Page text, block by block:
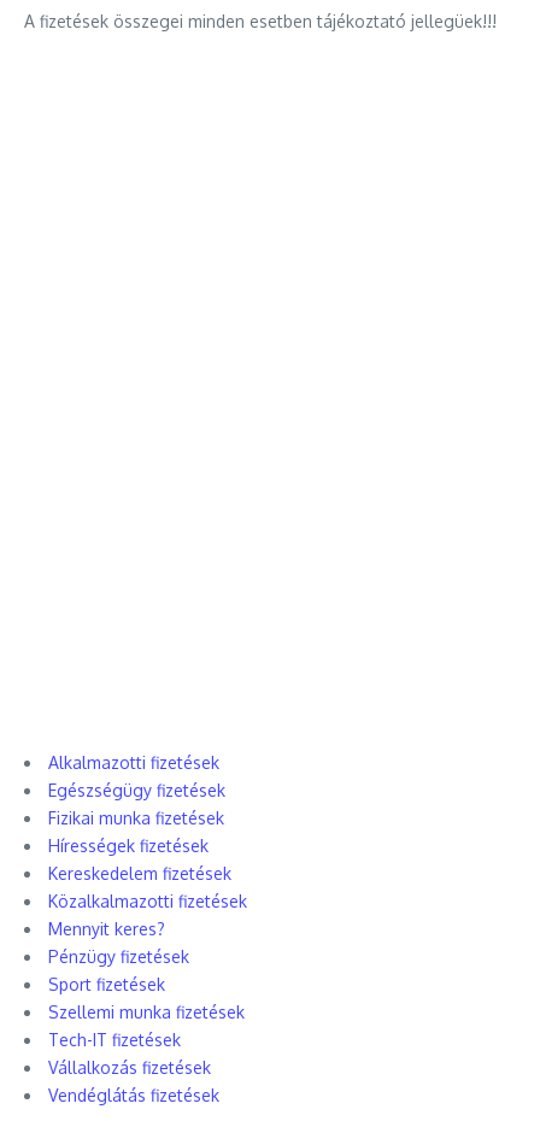
A fizetések összegei minden esetben tájékoztató jellegüek!!!
Alkalmazotti fizetések
Egészségügy fizetések
Fizikai munka fizetések
Hírességek fizetések
Kereskedelem fizetések
Közalkalmazotti fizetések
Mennyit keres?
Pénzügy fizetések
Sport fizetések
Szellemi munka fizetések
Tech-IT fizetések
Vállalkozás fizetések
Vendéglátás fizetések